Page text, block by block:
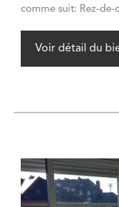
comme suit: Rez-
Voir détail du